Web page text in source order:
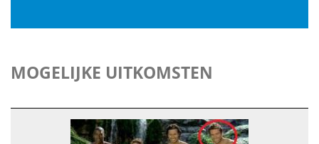
MOGELIJKE UITKOMSTEN